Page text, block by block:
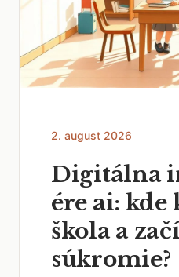
2. august 2026
Digitálna
ére ai: kde
škola a
súkromie?